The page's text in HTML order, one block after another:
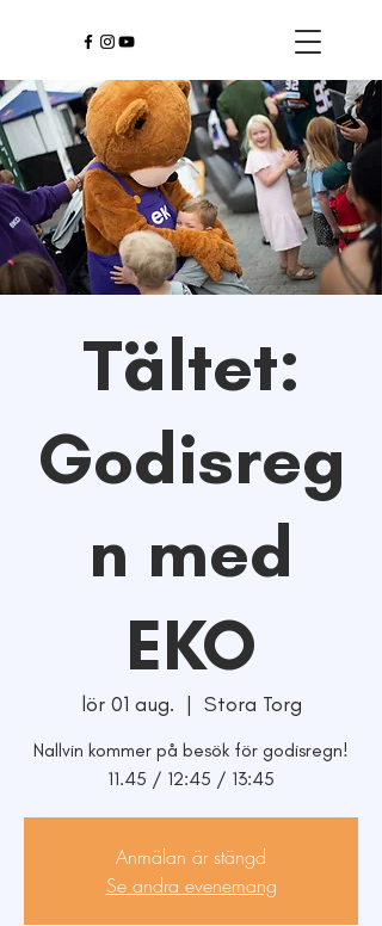
Tältet:
Godisreg
n med
EKO
lör 01 aug.
  |
Stora Torg
Nallvin kommer på besök för godisregn!
11.45 / 12:45 / 13:45
Anmälan är stängd
Se andra evenemang